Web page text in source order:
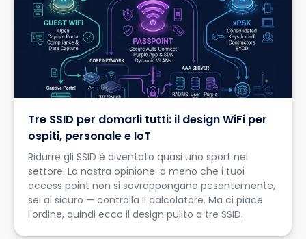
Tre SSID per domarli tutti: il design WiFi per
ospiti, personale e IoT
Ridurre gli SSID è diventato quasi uno sport nel
settore. La nostra opinione: a meno che i tuoi
access point non si sovrappongano pesantemente,
sei al sicuro — controlla il calcolatore. Ma ci piace
l'ordine, quindi ecco il design pulito a tre SSID.